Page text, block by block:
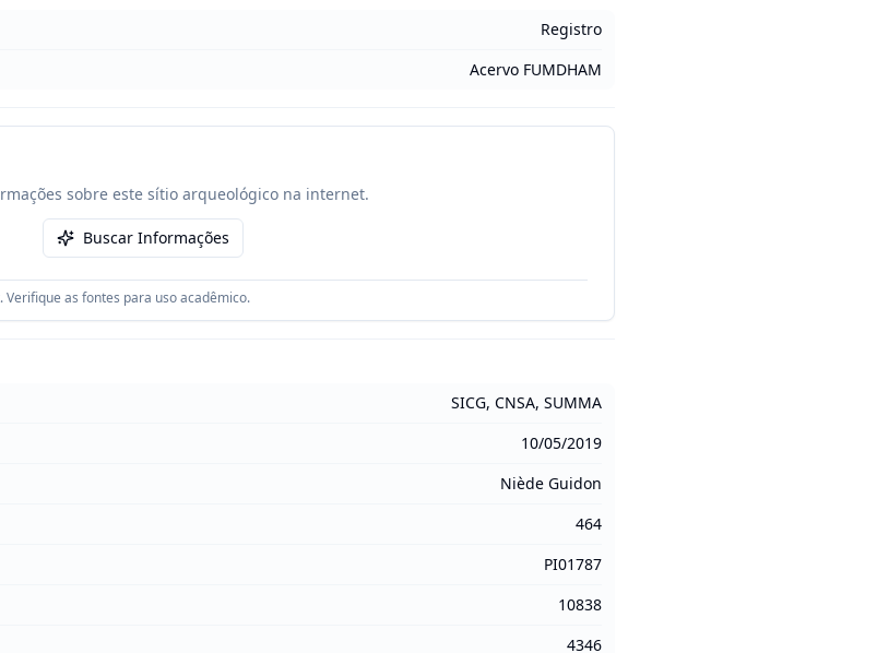
Registro
Acervo FUMDHAM
sobre este sítio arqueológico na internet.
Buscar Informações
as fontes para uso acadêmico.
SICG, CNSA, SUMMA
10/05/2019
Niède Guidon
464
PI01787
10838
4346